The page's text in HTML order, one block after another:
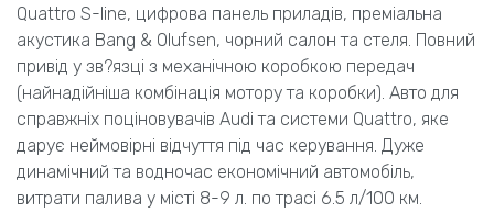
Quattro S-line, цифрова панель приладів, преміальна
акустика Bang & Olufsen, чорний салон та стеля. Повний
привід у зв?язці з механічною коробкою передач
(найнадійніша комбінація мотору та коробки). Авто для
справжніх поціновувачів Audi та системи Quattro, яке
дарує неймовірні відчуття під час керування. Дуже
динамічний та водночас економічний автомобіль,
витрати палива у місті 8-9 л. по трасі 6.5 л/100 км.